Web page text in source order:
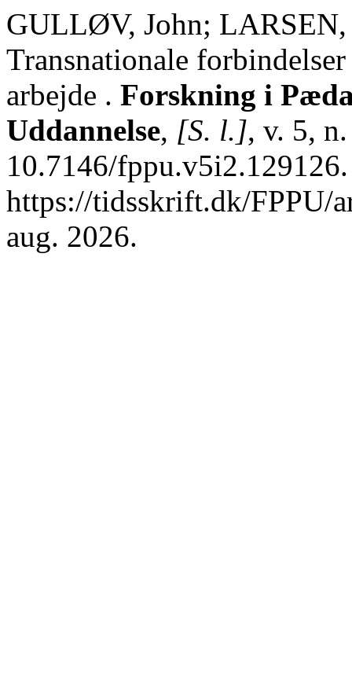
GULLØV, John;
Transnationale
arbejde . Forskning i
Uddannelse, [S. l.], v. 5,
10.7146/
https://tidsskrift.dk/FPPU/
aug. 2026.